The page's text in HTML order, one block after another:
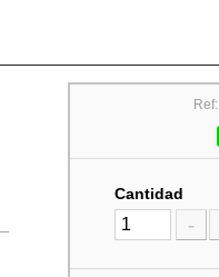
Ref:
Cantidad
-